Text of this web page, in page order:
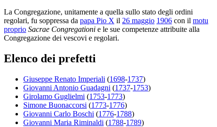
La Congregazione, unitamente a quella sullo stato degli ordini
regolari, fu soppressa da papa Pio X il 26 maggio 1906 con il motu
proprio Sacrae Congregationi e le sue competenze attribuite alla
Congregazione dei vescovi e regolari.
Elenco dei prefetti
Giuseppe Renato Imperiali (1698-1737)
Giovanni Antonio Guadagni (1737-1753)
Girolamo Guglielmi (1753-1773)
Simone Buonaccorsi (1773-1776)
Giovanni Carlo Boschi (1776-1788)
Giovanni Maria Riminaldi (1788-1789)